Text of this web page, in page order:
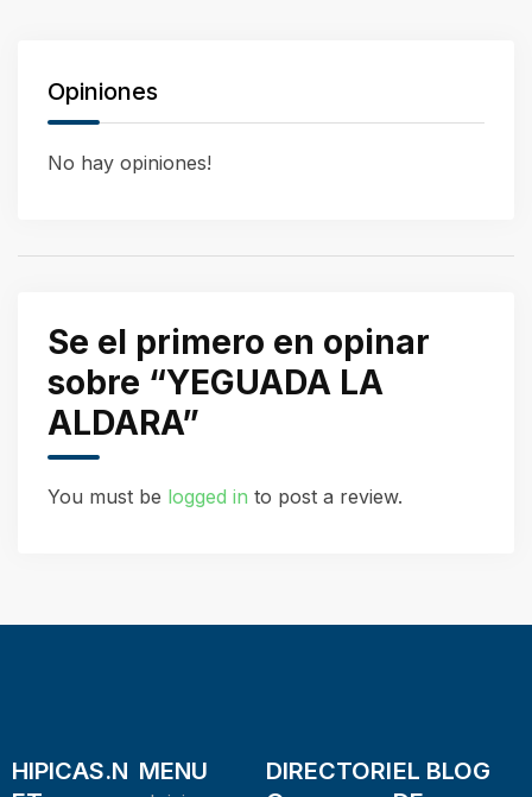
Opiniones
No hay opiniones!
Se el primero en opinar
sobre “YEGUADA LA
ALDARA”
You must be logged in to post a review.
HIPICAS.N MENU
DIRECTORIEL BLOG